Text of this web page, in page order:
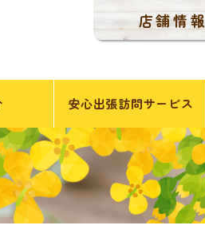
店舗情報
安心出張訪問サービス